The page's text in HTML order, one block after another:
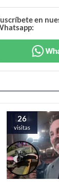
en
26
visitas